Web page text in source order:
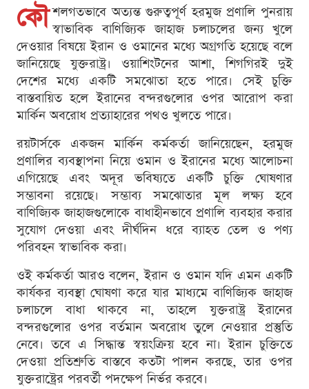
কৌ শলগতভাবে অত্যন্ত গুরুত্বপূর্ণ হরমুজ প্রণালি পুনরায়
স্বাভাবিক বাণিজ্যিক জাহাজ চলাচলের জন্য খুলে
দেওয়ার বিষয়ে ইরান ও ওমানের মধ্যে অগ্রগতি হয়েছে বলে
জানিয়েছে যুক্তরাষ্ট্র। ওয়াশিংটনের আশা, শিগগিরই দুই
দেশের মধ্যে একটি সমঝোতা হতে পারে। সেই চুক্তি
বাস্তবায়িত হলে ইরানের বন্দরগুলোর ওপর আরোপ করা
মার্কিন অবরোধ প্রত্যাহারের পথও খুলতে পারে।
রয়টার্সকে একজন মার্কিন কর্মকর্তা জানিয়েছেন, হরমুজ
প্রণালির ব্যবস্থাপনা নিয়ে ওমান ও ইরানের মধ্যে আলোচনা
এগিয়েছে এবং অদূর ভবিষ্যতে একটি চুক্তি ঘোষণার
সম্ভাবনা রয়েছে। সম্ভাব্য সমঝোতার মূল লক্ষ্য হবে
বাণিজ্যিক জাহাজগুলোকে বাধাহীনভাবে প্রণালি ব্যবহার করার
সুযোগ দেওয়া এবং দীর্ঘদিন ধরে ব্যাহত তেল ও পণ্য
পরিবহন স্বাভাবিক করা।
ওই কর্মকর্তা আরও বলেন, ইরান ও ওমান যদি এমন একটি
কার্যকর ব্যবস্থা ঘোষণা করে যার মাধ্যমে বাণিজ্যিক জাহাজ
চলাচলে বাধা থাকবে না, তাহলে যুক্তরাষ্ট্র ইরানের
বন্দরগুলোর ওপর বর্তমান অবরোধ তুলে নেওয়ার প্রস্তুতি
নেবে। তবে এ সিদ্ধান্ত স্বয়ংক্রিয় হবে না। ইরান চুক্তিতে
দেওয়া প্রতিশ্রুতি বাস্তবে কতটা পালন করছে, তার ওপর
যুক্তরাষ্ট্রের পরবর্তী পদক্ষেপ নির্ভর করবে।